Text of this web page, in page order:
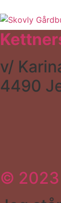
v/
4490
© 2023